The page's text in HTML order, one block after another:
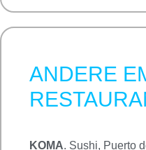
ANDERE
KOMA. Sushi, Puerto